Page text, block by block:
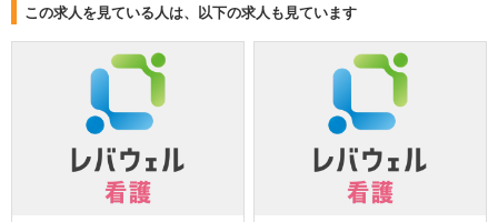
この求人を見ている人は、以下の求人も見ています